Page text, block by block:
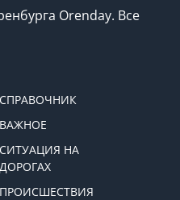
Orenday. Все
СПРАВОЧНИК
ВАЖНОЕ
СИТУАЦИЯ НА
ДОРОГАХ
ПРОИСШЕСТВИЯ